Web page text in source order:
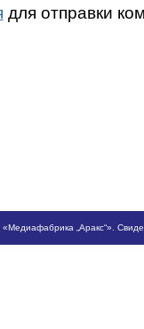
для отправки
, «Медиафабрика „Аракс“».